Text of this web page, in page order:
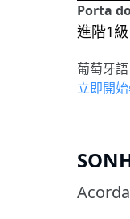
Porta
進階1級
葡萄牙
立即開